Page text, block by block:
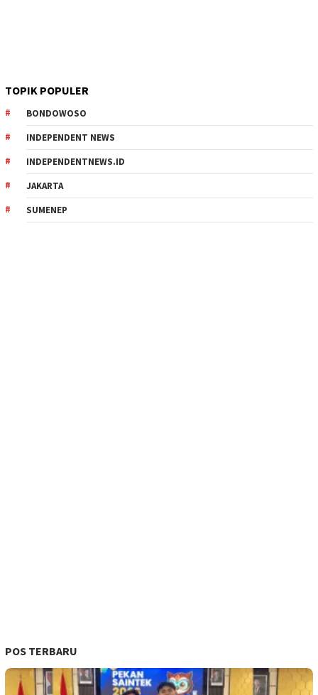
TOPIK POPULER
BONDOWOSO
INDEPENDENT NEWS
INDEPENDENTNEWS.ID
JAKARTA
SUMENEP
POS TERBARU